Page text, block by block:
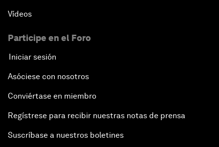
Vídeos
Participe en el Foro
Iniciar sesión
Asóciese con nosotros
Conviértase en miembro
Regístrese para recibir nuestras notas de prensa
Suscríbase a nuestros boletines